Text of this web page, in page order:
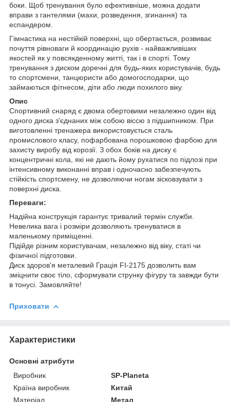
боки. Щоб тренування було ефективніше, можна додати
вправи з гантелями (махи, розведення, згинання) та
еспандером.
Гімнастика на нестійкій поверхні, що обертається, розвиває
почуття рівноваги й координацію рухів - найважливіших
якостей як у повсякденному житті, так і в спорті. Тому
тренування з диском доречні для будь-яких користувачів, будь
то спортсмени, танцюристи або домогосподарки, що
займаються фітнесом, діти або люди похилого віку.
Опис
Спортивний снаряд є двома обертовими незалежно один від
одного диска з'єднаних між собою віссю з підшипником. При
виготовленні тренажера використовується сталь
промислового класу, пофарбована порошковою фарбою для
захисту виробу від корозії. З обох боків на диску є
концентричні кола, які не дають йому рухатися по підлозі при
інтенсивному виконанні вправ і одночасно забезпечують
стійкість спортсмену, не дозволяючи ногам зісковзувати з
поверхні диска.
Переваги:
Надійна конструкція гарантує тривалий термін служби.
Невелика вага і розміри дозволяють тренуватися в
маленькому приміщенні.
Підійде різним користувачам, незалежно від віку, статі чи
фізичної підготовки.
Диск здоров'я металевий Грація FI-2175 дозволить вам
зміцнити своє тіло, сформувати струнку фігуру та завжди бути
в тонусі. Замовляйте!
Приховати
Характеристики
Основні атрибути
Виробник
SP-Planeta
Країна виробник
Китай
Матеріал
Метал